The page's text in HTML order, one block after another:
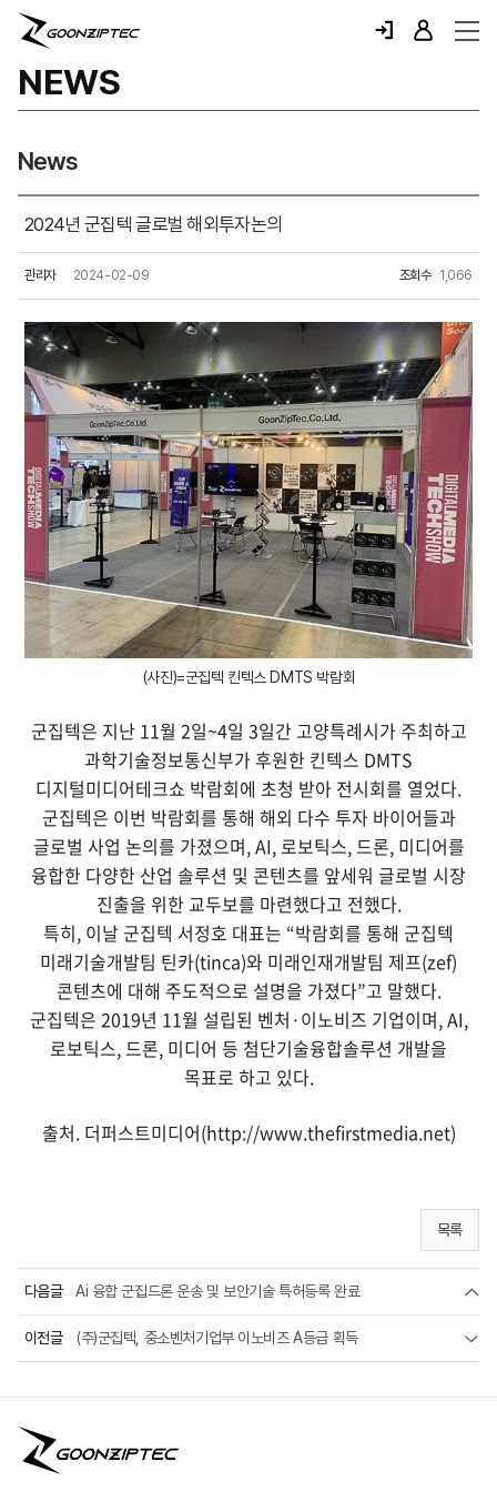
NEWS
News
2024년 군집텍 글로벌 해외투자논의
관리자 2024-02-09 조회수 1,066
(사진)=군집텍 킨텍스 DMTS 박람회
군집텍은 지난 11월 2일~4일 3일간 고양특례시가 주최하고
과학기술정보통신부가 후원한 킨텍스 DMTS
디지털미디어테크쇼 박람회에 초청 받아 전시회를 열었다.
군집텍은 이번 박람회를 통해 해외 다수 투자 바이어들과
글로벌 사업 논의를 가졌으며, AI, 로보틱스, 드론, 미디어를
융합한 다양한 산업 솔루션 및 콘텐츠를 앞세워 글로벌 시장
진출을 위한 교두보를 마련했다고 전했다.
특히, 이날 군집텍 서정호 대표는 “박람회를 통해 군집텍
미래기술개발팀 틴카(tinca)와 미래인재개발팀 제프(zef)
콘텐츠에 대해 주도적으로 설명을 가졌다”고 말했다.
군집텍은 2019년 11월 설립된 벤처·이노비즈 기업이며, AI,
로보틱스, 드론, 미디어 등 첨단기술융합솔루션 개발을
목표로 하고 있다.
출처. 더퍼스트미디어(http://www.thefirstmedia.net)
목록
다음글 Ai 융합 군집드론 운송 및 보안기술 특허등록 완료
이전글 (주)군집텍, 중소벤처기업부 이노비즈 A등급 획득